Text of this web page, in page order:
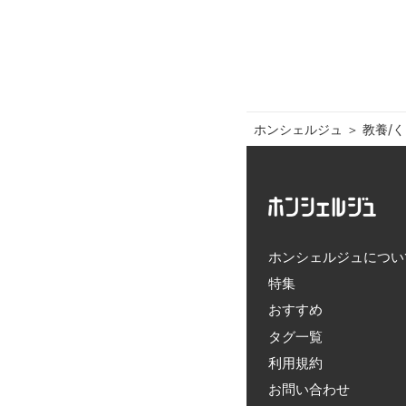
ホンシェルジュ ＞ 教養/
ホンシェルジュについ
特集
おすすめ
タグ一覧
利用規約
お問い合わせ